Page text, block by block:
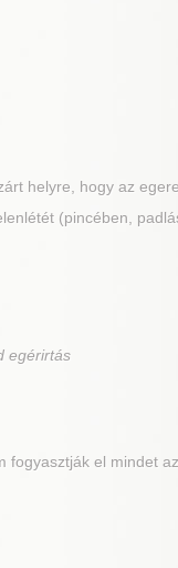
helyre, hogy az
(pincében,
egérirtás
el mindet